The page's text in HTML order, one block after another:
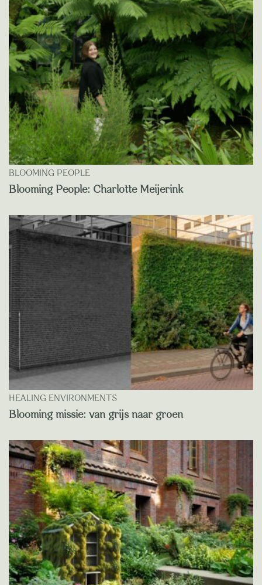
BLOOMING PEOPLE
Blooming People: Charlotte Meijerink
HEALING ENVIRONMENTS
Blooming missie: van grijs naar groen